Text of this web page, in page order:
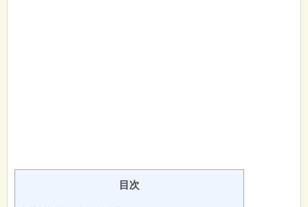
目次